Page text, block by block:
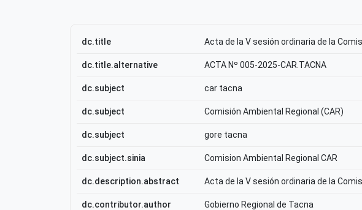
dc.title Acta de la V sesión ordinaria de la
dc.title.alternative ACTA Nº 005-2025-CAR.TACNA
dc.subject car tacna
dc.subject Comisión Ambiental Regional (CAR)
dc.subject gore tacna
dc.subject.sinia Comision Ambiental Regional CAR
dc.description.abstract Acta de la V sesión ordinaria de la
dc.contributor.author Gobierno Regional de Tacna